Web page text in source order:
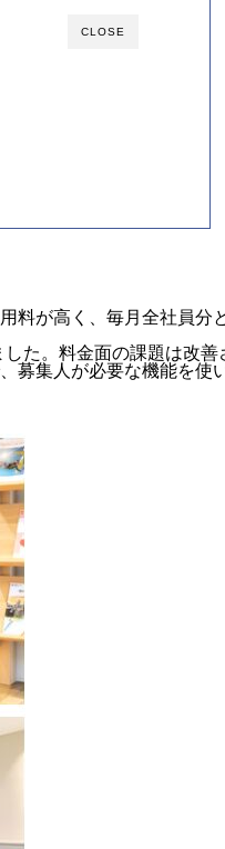
CLOSE
料が高く、毎月全社員分
た。料金面の課題は改善
募集人が必要な機能を使